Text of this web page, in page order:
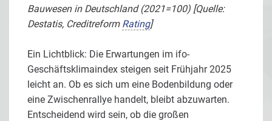
Bauwesen in Deutschland (2021=100) [Quelle:
Destatis, Creditreform Rating]
Ein Lichtblick: Die Erwartungen im ifo-
Geschäftsklimaindex steigen seit Frühjahr 2025
leicht an. Ob es sich um eine Bodenbildung oder
eine Zwischenrallye handelt, bleibt abzuwarten.
Entscheidend wird sein, ob die großen